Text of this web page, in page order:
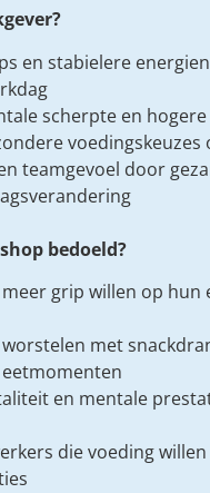
en stabielere
scherpte en
voedingskeuzes
teamgevoel door
bedoeld?
grip willen op hun
met
en mentale
die voeding